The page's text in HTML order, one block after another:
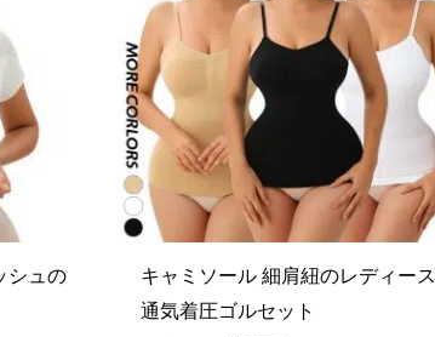
シュの
キャミソール 細肩紐のレディース
通気着圧ゴルセット